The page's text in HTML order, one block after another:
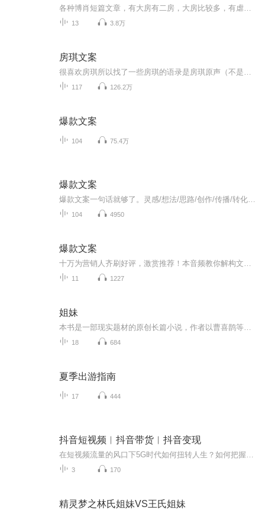
13 3.8万
房琪文案
117 126.2万
爆款文案
104 75.4万
爆款文案
104 4950
爆款文案
11 1227
姐妹
18 684
夏季出游指南
17 444
抖音短视频︱抖音带货︱抖音变现
3 170
精灵梦之林氏姐妹VS王氏姐妹